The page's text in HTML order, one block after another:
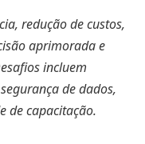
redução de custos,
aprimorada e
incluem
de dados,
de capacitação.